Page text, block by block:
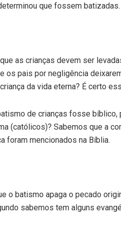
que fossem batizadas.
as crianças devem ser
os pais por negligência
da vida eterna? É certo
de crianças fosse
(católicos)? Sabemos que a
foram mencionados na Bíblia.
o batismo apaga o pecado
sabemos tem alguns